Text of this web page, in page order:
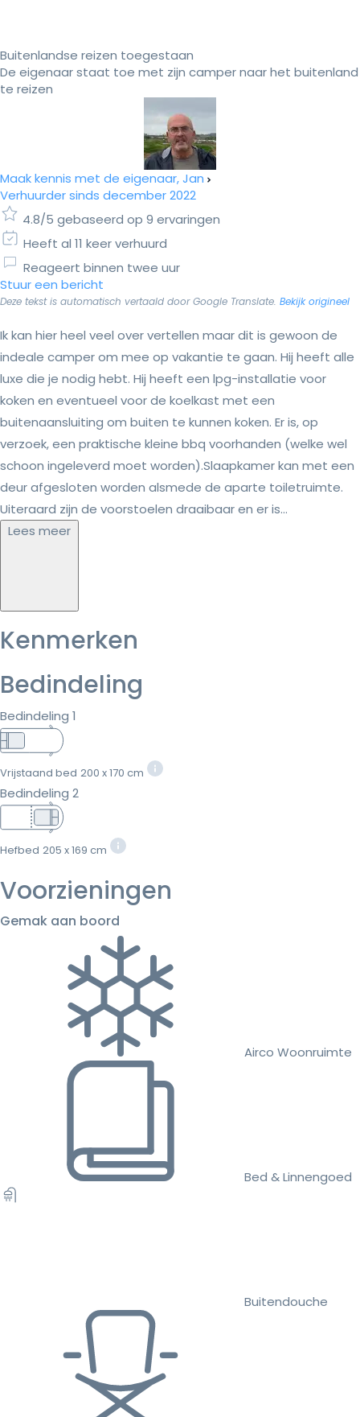
Buitenlandse reizen toegestaan
De eigenaar staat toe met zijn camper naar het buitenland
te reizen
Maak kennis met de eigenaar, Jan
Verhuurder sinds december 2022
4.8/5 gebaseerd op 9 ervaringen
Heeft al 11 keer verhuurd
Reageert binnen twee uur
Stuur een bericht
Deze tekst is automatisch vertaald door Google Translate. Bekijk origineel
Ik kan hier heel veel over vertellen maar dit is gewoon de
indeale camper om mee op vakantie te gaan. Hij heeft alle
luxe die je nodig hebt. Hij heeft een lpg-installatie voor
koken en eventueel voor de koelkast met een
buitenaansluiting om buiten te kunnen koken. Er is, op
verzoek, een praktische kleine bbq voorhanden (welke wel
schoon ingeleverd moet worden).Slaapkamer kan met een
deur afgesloten worden alsmede de aparte toiletruimte.
Uiteraard zijn de voorstoelen draaibaar en er is...
Lees meer
Kenmerken
Bedindeling
Bedindeling 1
Vrijstaand bed 200 x 170 cm
Bedindeling 2
Hefbed 205 x 169 cm
Voorzieningen
Gemak aan boord
Airco Woonruimte
Bed & Linnengoed
Buitendouche